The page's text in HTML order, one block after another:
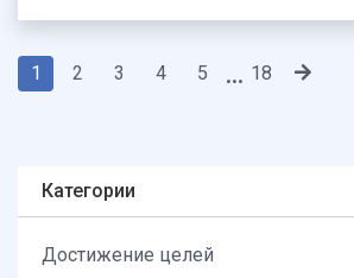
1 2 3 4 5 ... 18
Категории
Достижение целей